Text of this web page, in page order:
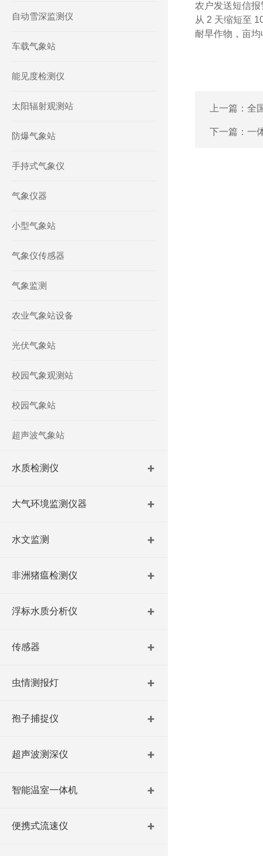
自动雪深监测仪
车载气象站
能见度检测仪
太阳辐射观测站
防爆气象站
手持式气象仪
气象仪器
小型气象站
气象仪传感器
气象监测
农业气象站设备
光伏气象站
校园气象观测站
校园气象站
超声波气象站
水质检测仪
大气环境监测仪器
水文监测
非洲猪瘟检测仪
浮标水质分析仪
传感器
虫情测报灯
孢子捕捉仪
超声波测深仪
智能温室一体机
便携式流速仪
农户发送短信
从 2 天缩短至
耐旱作物，亩
上一篇： 全
下一篇： 一